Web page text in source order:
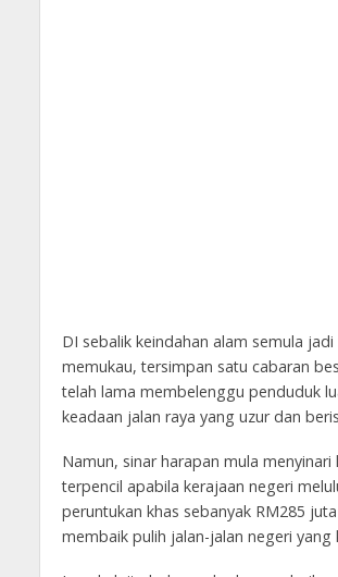
DI sebalik keindahan alam semula jadi
memukau, tersimpan satu cabaran
telah lama membelenggu penduduk
keadaan jalan raya yang uzur dan
Namun, sinar harapan mula menyinari
terpencil apabila kerajaan negeri
peruntukan khas sebanyak RM285
membaik pulih jalan-jalan negeri yang